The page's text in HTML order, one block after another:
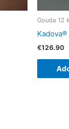
Gouda 12
€126.90